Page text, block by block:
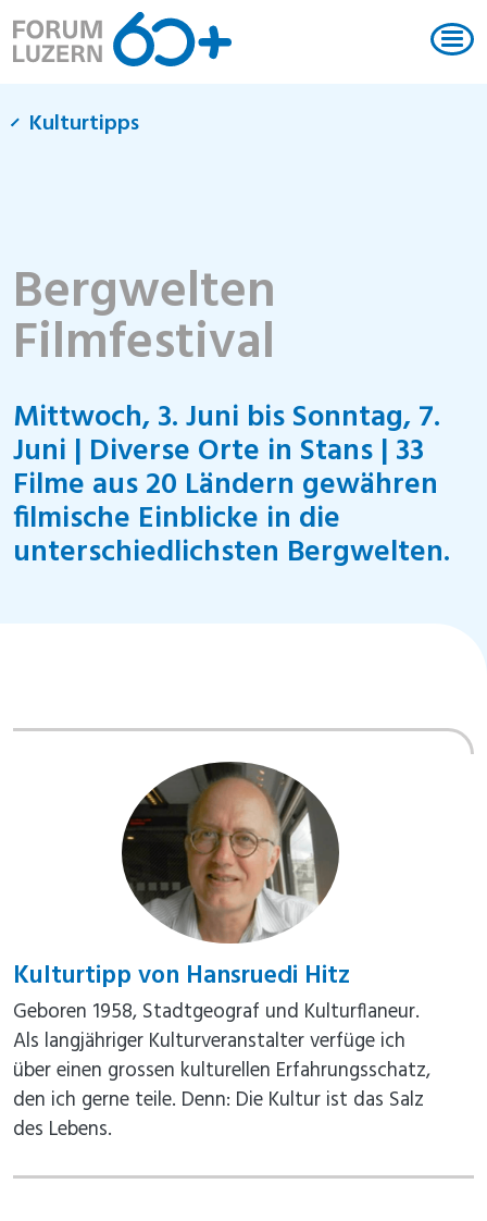
Kulturtipps
Bergwelten
Filmfestival
Mittwoch, 3. Juni bis Sonntag, 7.
Juni | Diverse Orte in Stans | 33
Filme aus 20 Ländern gewähren
filmische Einblicke in die
unterschiedlichsten Bergwelten.
Kulturtipp von Hansruedi Hitz
Geboren 1958, Stadtgeograf und Kulturflaneur.
Als langjähriger Kulturveranstalter verfüge ich
über einen grossen kulturellen Erfahrungsschatz,
den ich gerne teile. Denn: Die Kultur ist das Salz
des Lebens.